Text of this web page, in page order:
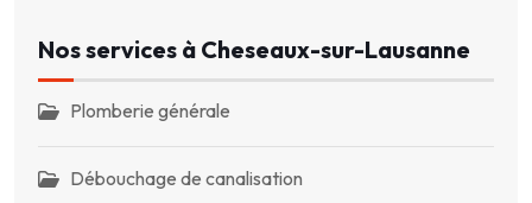
Nos services à Cheseaux-sur-Lausanne
Plomberie générale
Débouchage de canalisation